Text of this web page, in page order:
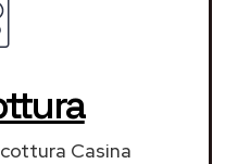
Casina